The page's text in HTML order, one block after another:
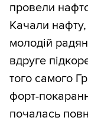
провели
Качали нафту,
молодій
вдруге
того самого
форт-
почалась